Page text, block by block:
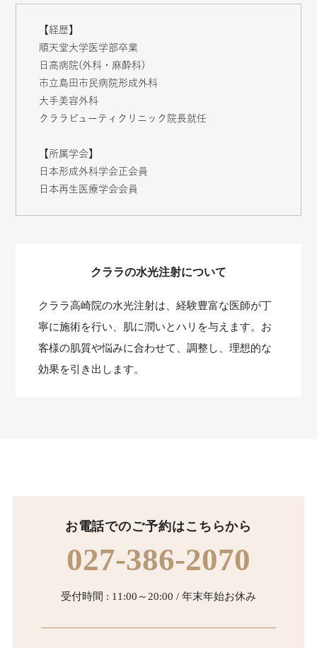
【経歴】
順天堂大学医学部卒業
日高病院(外科・麻酔科)
市立島田市民病院形成外科
大手美容外科
クララビューティクリニック院長就任
【所属学会】
日本形成外科学会正会員
日本再生医療学会会員
クララの水光注射について
クララ高崎院の水光注射は、経験豊富な医師が丁
寧に施術を行い、肌に潤いとハリを与えます。お
客様の肌質や悩みに合わせて、調整し、理想的な
効果を引き出します。
お電話でのご予約はこちらから
027-386-2070
受付時間 : 11:00～20:00 / 年末年始お休み